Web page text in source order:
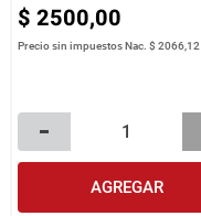
$ 2500,00
Precio sin impuestos Nac.$ 2066,12
AGREGAR